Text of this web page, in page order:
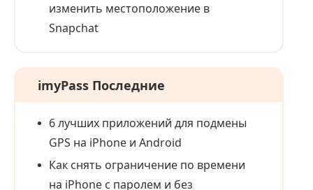
изменить местоположение в
Snapchat
imyPass Последние
6 лучших приложений для подмены
GPS на iPhone и Android
Как снять ограничение по времени
на iPhone с паролем и без